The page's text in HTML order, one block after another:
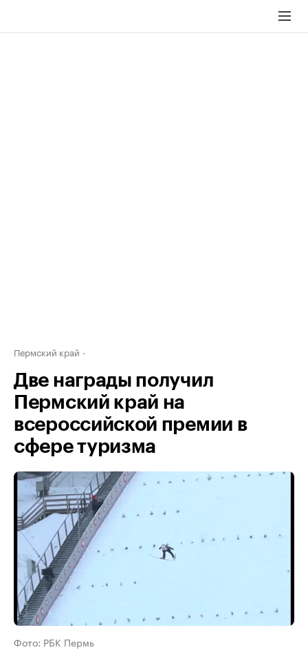
Пермский край
Две награды получил
Пермский край на
всероссийской премии в
сфере туризма
Фото: РБК Пермь